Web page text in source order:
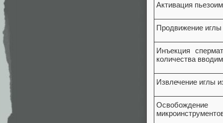
Активация
Продвижение
Инъекция
количества
Извлечение иглы